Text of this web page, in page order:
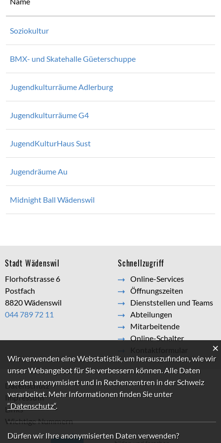
Soziokultur
BMX- und Skatehalle Güeterschuppe
Jugendkulturräume Adlerburg
Jugendkulturräume G4
JugendKulturHaus Sust
Jugendräume Au
Midnight Ball Wädenswil
Stadt Wädenswil
Florhofstrasse 6
Postfach
8820 Wädenswil
044 789 72 11
Schnellzugriff
Online-Services
Öffnungszeiten
Dienststellen und Teams
Abteilungen
Mitarbeitende
Online-Schalter
Datenschutz
Impressum
Links
Wichtige Nummern
Webstatistik
Wir verwenden eine Webstatistik, um herauszufinden, wie wir
unser Webangebot für Sie verbessern können. Alle Daten
werden anonymisiert und in Rechenzentren in der Schweiz
verarbeitet. Mehr Informationen finden Sie unter
“Datenschutz“.
Dürfen wir Ihre anonymisierten Daten verwenden?
×